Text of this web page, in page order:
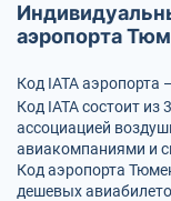
аэропорта
Код IATA аэропорта
Код IATA состоит
ассоциацией
авиакомпаниями и
Код аэропорта
дешевых